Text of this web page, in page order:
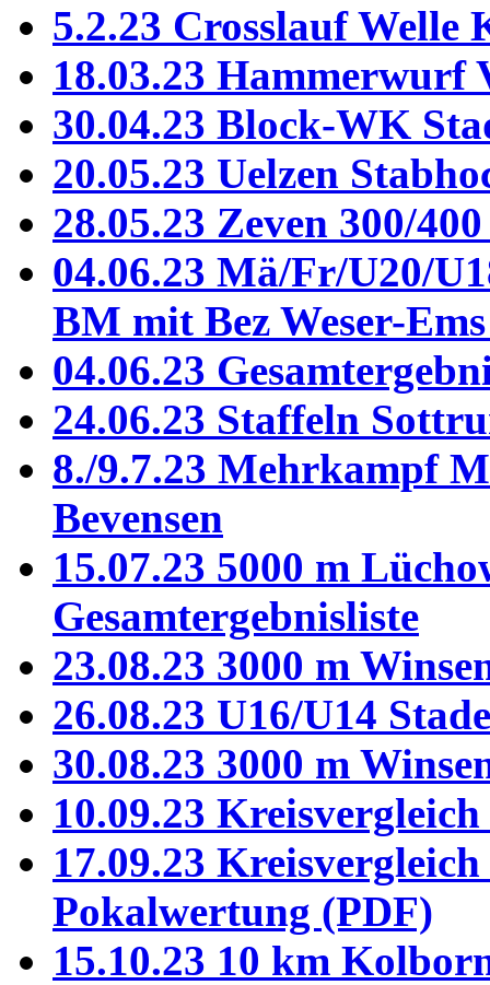
5.2.23 Crosslauf
18.03.23 Hammerwurf
30.04.23 Block-WK
20.05.23 Uelzen
28.05.23 Zeven 300/
04.06.23 Mä/Fr/U20/
BM mit Bez Weser-
04.06.23
24.06.23 Staffeln
8./9.7.23 Mehrkampf
Bevensen
15.07.23 5000 m
Gesamtergebnisliste
23.08.23 3000 m
26.08.23 U16/U14 Stade
30.08.23 3000 m
10.09.23
17.09.23
Pokalwertung (PDF)
15.10.23 10 km